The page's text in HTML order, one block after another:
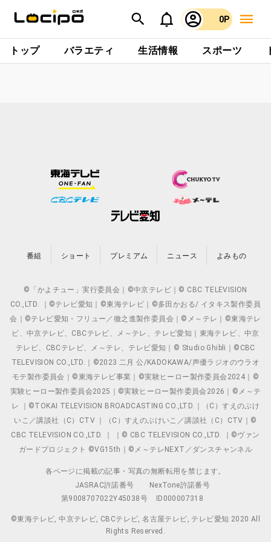
0P
トップ バラエティ 生活情報 スポーツ
番組 ショート プレミアム ニュース よみもの
©「かよチュー」実行委員会｜©中京テレビ｜© CBC TELEVISION
CO.,LTD. ｜©テレビ愛知｜©東海テレビ｜©多田かおる/ イタキス製作委員
会｜©テレビ愛知・フリュー／徹之進製作委員会｜©メ～テレ｜©東海テレ
ビ、中京テレビ、CBCテレビ、メ～テレ、テレビ愛知｜東海テレビ、中京
テレビ、CBCテレビ、メ～テレ、テレビ愛知｜© Studio Ghibli｜©CBC
TELEVISION CO.,LTD.｜©2023 二月 公/KADOKAWA/声優ラジオのウラオ
モテ製作委員会｜©東海テレビ事業｜©実験ヒーロー製作委員会2024｜©
実験ヒーロー製作委員会2025｜©実験ヒーロー製作委員会2026｜©メ～テ
レ ｜©TOKAI TELEVISION BROADCASTING CO.,LTD.｜（C）すえのぶけ
いこ／講談社（C）CTV ｜（C）すえのぶけいこ／講談社（C）CTV｜©
CBC TELEVISION CO.,LTD. ｜ ｜© CBC TELEVISION CO.,LTD. ｜©ヴァン
ガードプロジェクト ©VG15th｜©メ～テレNEXT／ダンスチャンネル
各ページに掲載の記事・写真の無断転用を禁じます。
JASRAC許諾番号
NexTone許諾番号
第9008707022Y45038号
ID000007318
©東海テレビ, 中京テレビ, CBCテレビ, 名古屋テレビ, テレビ愛知 2020 All
Rights Reserved.